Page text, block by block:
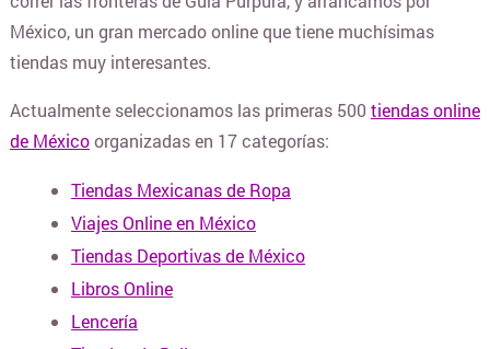
BLANQUERIA
CARTERAS Y BOLSOS
¿DONDE COMPRAR CELULARES ONLINE?
COLCHONES Y SOMMIERS
México, un gran mercado online que tiene muchísimas
tiendas muy interesantes.
Actualmente seleccionamos las primeras 500 tiendas online
de Méxicoorganizadas en 17 categorías:
Tiendas Mexicanas de Ropa
Viajes Online en México
Tiendas Deportivas de México
Libros Online
Lencería